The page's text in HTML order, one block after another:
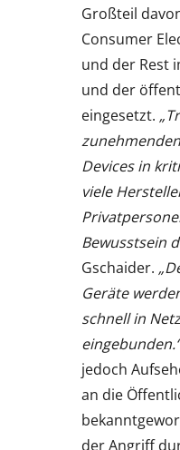
Großteil
Consumer
und der Rest
und der
eingesetzt.
Devices in
viele
Bewusstsein
Gschaider.
Geräte
schnell in
eingebunden.“
jedoch
an die
der Angriff